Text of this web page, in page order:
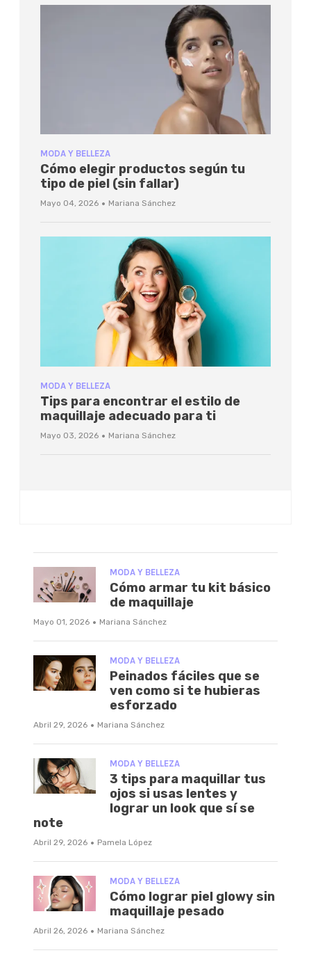
MODA Y BELLEZA
Cómo elegir productos según tu
tipo de piel (sin fallar)
Mayo 04, 2026 · Mariana Sánchez
MODA Y BELLEZA
Tips para encontrar el estilo de
maquillaje adecuado para ti
Mayo 03, 2026 · Mariana Sánchez
MODA Y BELLEZA
Cómo armar tu kit básico
de maquillaje
Mayo 01, 2026 · Mariana Sánchez
MODA Y BELLEZA
Peinados fáciles que se
ven como si te hubieras
esforzado
Abril 29, 2026 · Mariana Sánchez
MODA Y BELLEZA
3 tips para maquillar tus
ojos si usas lentes y
lograr un look que sí se
note
Abril 29, 2026 · Pamela López
MODA Y BELLEZA
Cómo lograr piel glowy sin
maquillaje pesado
Abril 26, 2026 · Mariana Sánchez